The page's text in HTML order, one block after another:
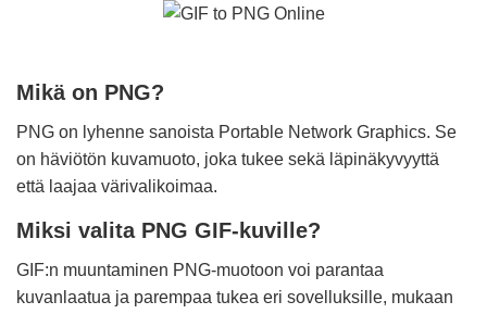
Mikä on PNG?
PNG on lyhenne sanoista Portable Network Graphics. Se
on häviötön kuvamuoto, joka tukee sekä läpinäkyvyyttä
että laajaa värivalikoimaa.
Miksi valita PNG GIF-kuville?
GIF:n muuntaminen PNG-muotoon voi parantaa
kuvanlaatua ja parempaa tukea eri sovelluksille, mukaan